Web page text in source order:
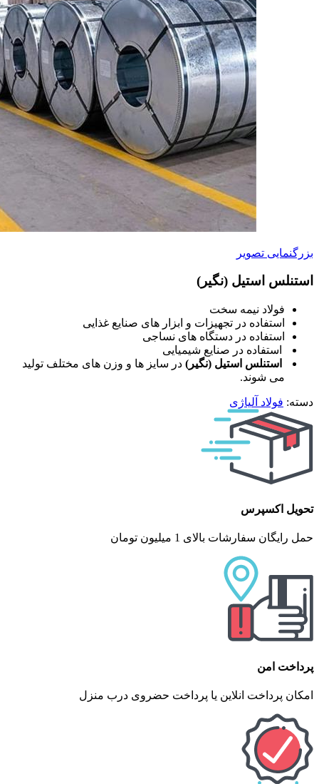
بزرگنمایی تصویر
استنلس استیل (نگیر)
فولاد نیمه سخت
استفاده در تجهیزات و ابزار های صنایع غذایی
استفاده در دستگاه های نساجی
استفاده در صنایع شیمیایی
استنلس استیل (نگیر) در سایز ها و وزن های مختلف تولید
می شوند.
دسته: فولاد آلیاژی
تحویل اکسپرس
حمل رایگان سفارشات بالای 1 میلیون تومان
پرداخت امن
امکان پرداخت انلاین یا پرداخت حضروی درب منزل